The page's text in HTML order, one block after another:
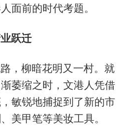
面前的时代考题。
跃迁
，柳暗花明又一村。就
萎缩之时，文港人凭借
敏锐地捕捉到了新的市
甲笔等美妆工具。